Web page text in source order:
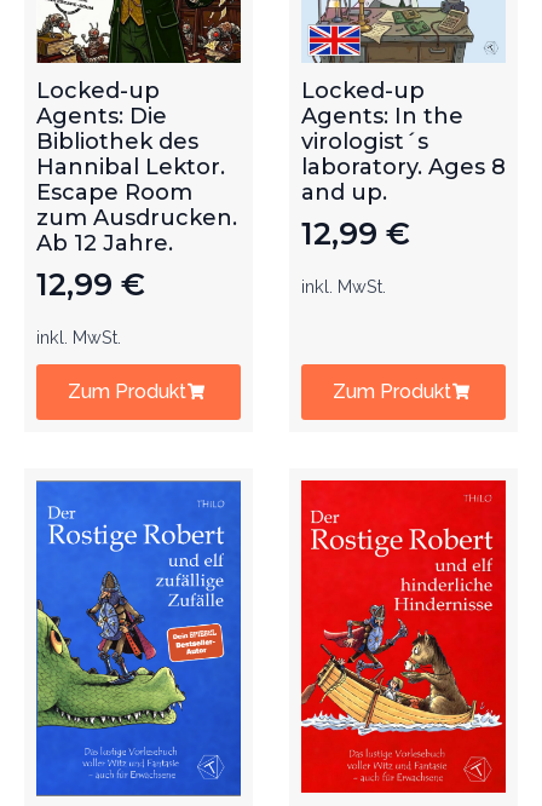
Locked-up
Agents: Die
Bibliothek des
Hannibal Lektor.
Escape Room
zum Ausdrucken.
Ab 12 Jahre.
12,99 €
inkl. MwSt.
Zum Produkt
Locked-up
Agents: In the
virologist´s
laboratory. Ages 8
and up.
12,99 €
inkl. MwSt.
Zum Produkt